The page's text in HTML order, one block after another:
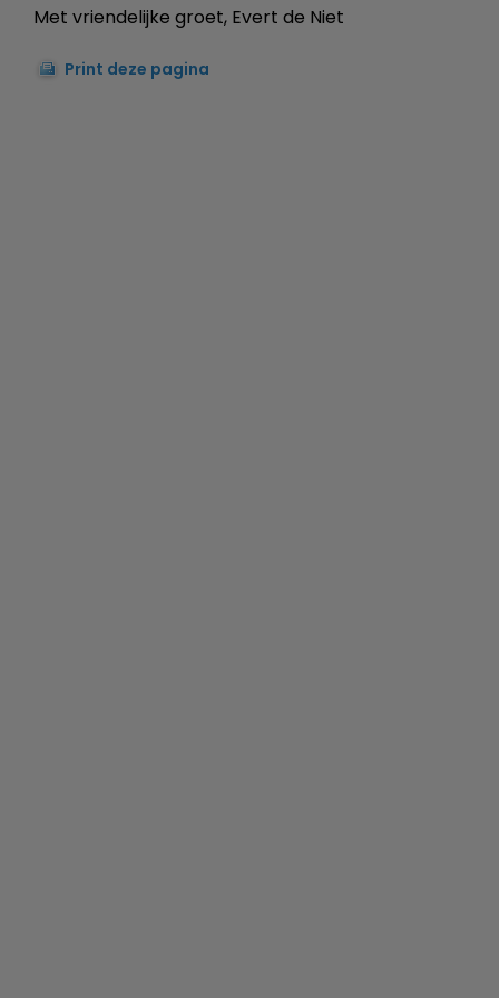
Met vriendelijke groet, Evert de Niet
Print deze pagina